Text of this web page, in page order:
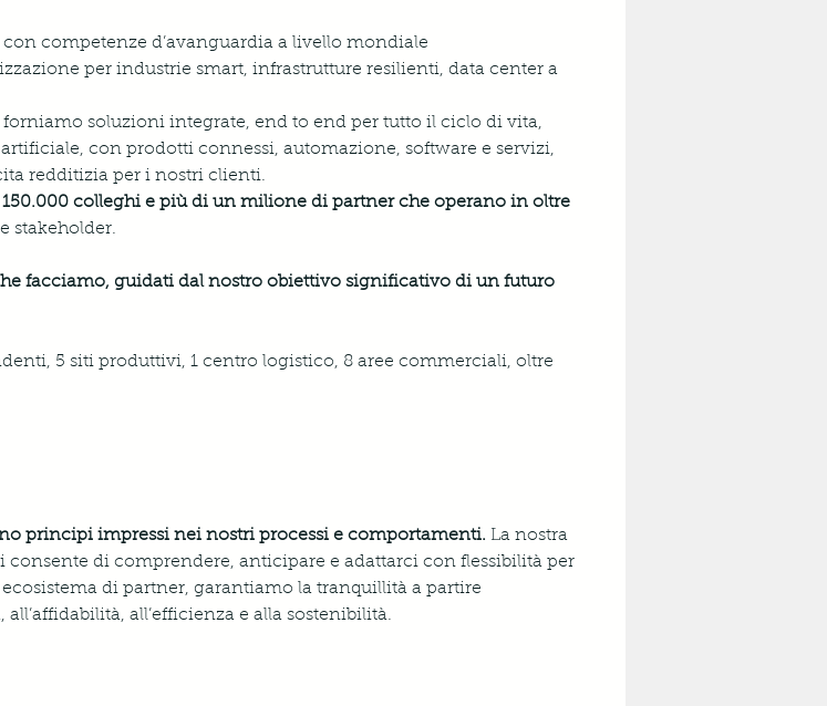
con competenze d’avanguardia a livello mondiale
per industrie smart, infrastrutture resilienti, data center a
soluzioni integrate, end to end per tutto il ciclo di vita,
con prodotti connessi, automazione, software e servizi,
redditizia per i nostri clienti.
colleghi e più di un milione di partner che operano in oltre
stakeholder.
facciamo, guidati dal nostro obiettivo significativo di un futuro
5 siti produttivi, 1 centro logistico, 8 aree commerciali, oltre
principi impressi nei nostri processi e comportamenti. La nostra
di comprendere, anticipare e adattarci con flessibilità per
di partner, garantiamo la tranquillità a partire
all’efficienza e alla sostenibilità.